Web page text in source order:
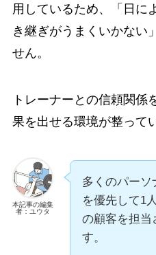
用しているため、「日に
き継ぎがうまくいかない
せん。
トレーナーとの信頼関係
果を出せる環境が整って
本記事の編集
者：ユウタ
多くのパーソ
を優先して1
の顧客を担当
す。